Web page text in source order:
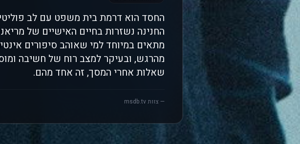
החסד הוא דרמת בית משפט עם לב
החנינה נשזרות בחיים האישיים של
מתאים במיוחד למי שאוהב סיפורים
מהרגש, ובעיקר למצב רוח של חשיבה
שאלות אחרי המסך, זה אחד מהם.
— צוות msdb.tv